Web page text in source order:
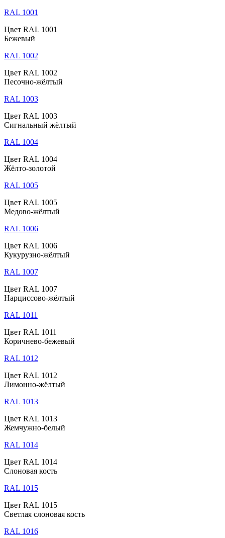
RAL 1001
Цвет RAL 1001
Бежевый
RAL 1002
Цвет RAL 1002
Песочно-жёлтый
RAL 1003
Цвет RAL 1003
Сигнальный жёлтый
RAL 1004
Цвет RAL 1004
Жёлто-золотой
RAL 1005
Цвет RAL 1005
Медово-жёлтый
RAL 1006
Цвет RAL 1006
Кукурузно-жёлтый
RAL 1007
Цвет RAL 1007
Нарциссово-жёлтый
RAL 1011
Цвет RAL 1011
Коричнево-бежевый
RAL 1012
Цвет RAL 1012
Лимонно-жёлтый
RAL 1013
Цвет RAL 1013
Жемчужно-белый
RAL 1014
Цвет RAL 1014
Слоновая кость
RAL 1015
Цвет RAL 1015
Светлая слоновая кость
RAL 1016